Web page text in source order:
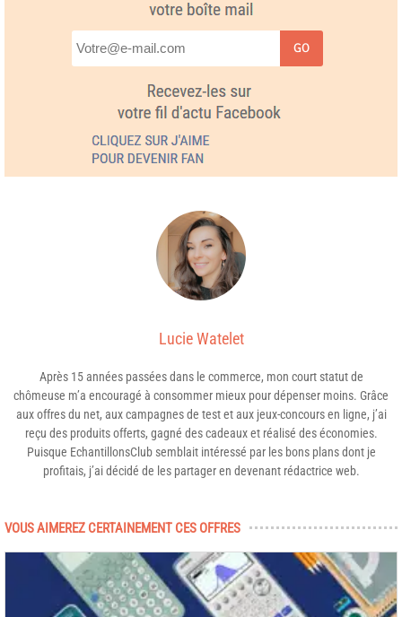
GO
Lucie Watelet
Après 15 années passées dans le commerce, mon court statut de
chômeuse m’a encouragé à consommer mieux pour dépenser moins. Grâce
aux offres du net, aux campagnes de test et aux jeux-concours en ligne, j’ai
reçu des produits offerts, gagné des cadeaux et réalisé des économies.
Puisque EchantillonsClub semblait intéressé par les bons plans dont je
profitais, j’ai décidé de les partager en devenant rédactrice web.
VOUS AIMEREZ CERTAINEMENT CES OFFRES